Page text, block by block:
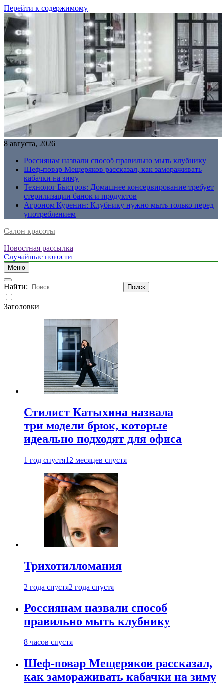
Перейти к содержимому
8 августа, 2026
Россиянам назвали способ правильно мыть клубнику
Шеф-повар Мещеряков рассказал, как замораживать
кабачки на зиму
Технолог Быстров: Домашнее консервирование требует
стерилизации банок и продуктов
Агроном Куренин: Клубнику нужно мыть только перед
употреблением
Салон красоты
Новостная рассылка
Случайные новости
Меню
Найти:
Заголовки
Стилист Катыхина назвала
три модели брюк, которые
идеально подходят для офиса
1 год спустя12 месяцев спустя
Трихотилломания
2 года спустя2 года спустя
Россиянам назвали способ
правильно мыть клубнику
8 часов спустя
Шеф-повар Мещеряков рассказал,
как замораживать кабачки на зиму